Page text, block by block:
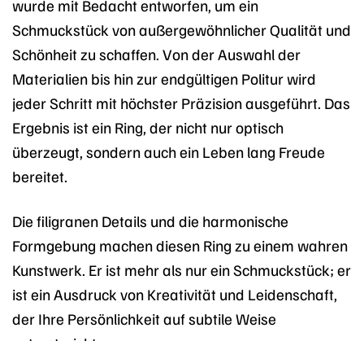
wurde mit Bedacht entworfen, um ein
Schmuckstück von außergewöhnlicher Qualität und
Schönheit zu schaffen. Von der Auswahl der
Materialien bis hin zur endgültigen Politur wird
jeder Schritt mit höchster Präzision ausgeführt. Das
Ergebnis ist ein Ring, der nicht nur optisch
überzeugt, sondern auch ein Leben lang Freude
bereitet.
Die filigranen Details und die harmonische
Formgebung machen diesen Ring zu einem wahren
Kunstwerk. Er ist mehr als nur ein Schmuckstück; er
ist ein Ausdruck von Kreativität und Leidenschaft,
der Ihre Persönlichkeit auf subtile Weise